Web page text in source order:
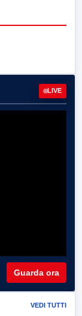
LIVE
Guarda ora
VEDI TUTTI